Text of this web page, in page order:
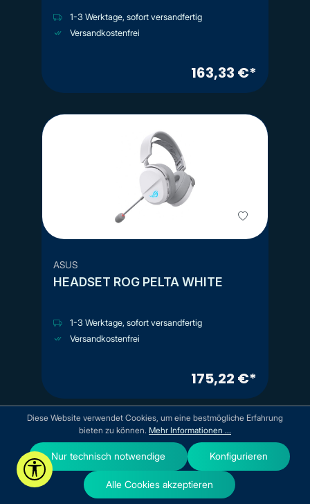
1-3 Werktage, sofort versandfertig
Versandkostenfrei
163,33 €*
ASUS
HEADSET ROG PELTA WHITE
1-3 Werktage, sofort versandfertig
Versandkostenfrei
175,22 €*
Werkzeugleiste anzeigen
Diese Website verwendet Cookies, um eine bestmögliche Erfahrung
bieten zu können. Mehr Informationen ...
Nur technisch notwendige Konfigurieren
Alle Cookies akzeptieren